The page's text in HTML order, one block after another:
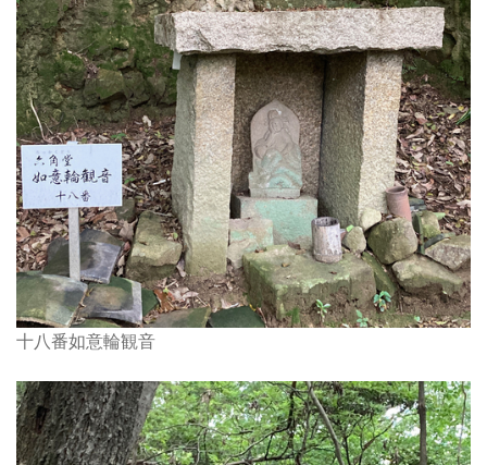
十八番如意輪観音